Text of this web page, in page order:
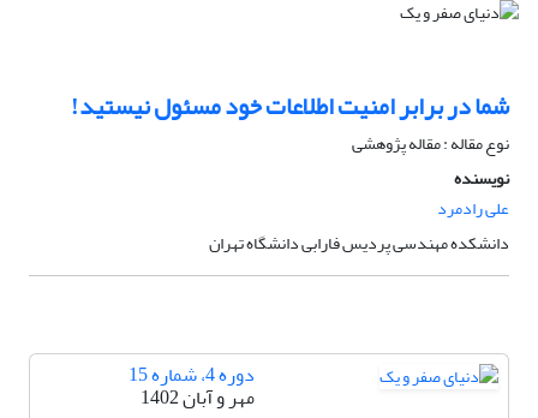
شما در برابر امنیت اطلاعات خود مسئول نیستید!
نوع مقاله : مقاله پژوهشی
نویسنده
علی رادمرد
دانشکده مهندسی پردیس فارابی دانشگاه تهران
دوره 4، شماره 15
مهر و آبان 1402